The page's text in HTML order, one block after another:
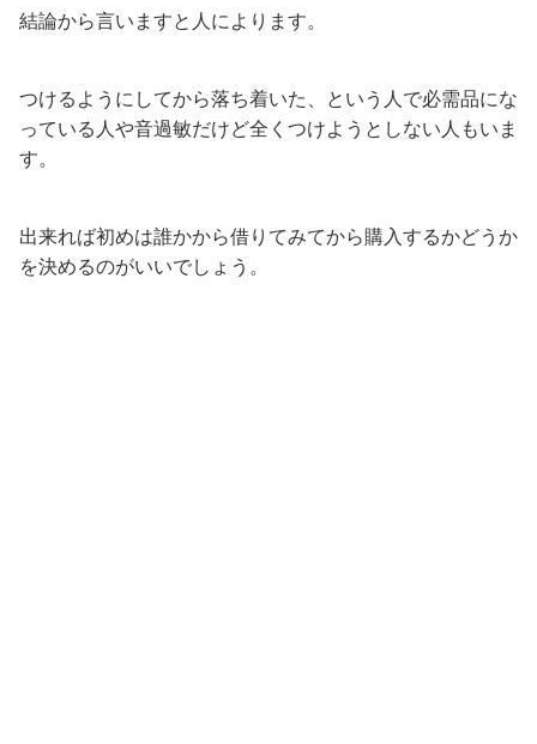
結論から言いますと人によります。
つけるようにしてから落ち着いた、という人で必需品にな
っている人や音過敏だけど全くつけようとしない人もいま
す。
出来れば初めは誰かから借りてみてから購入するかどうか
を決めるのがいいでしょう。